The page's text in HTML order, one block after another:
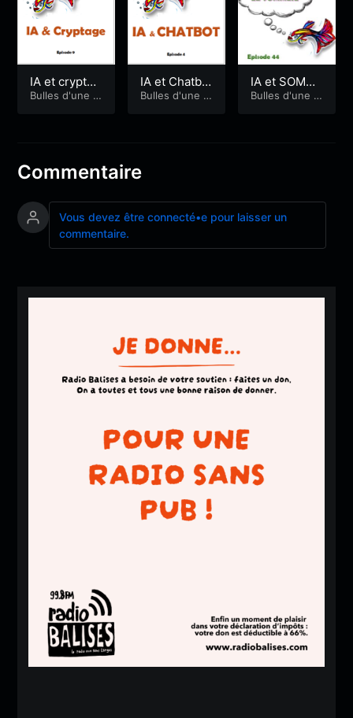
IA et cryptag
e
Bulles d'une a
IA et Chatbo
t dans notre
Bulles d'une a
IA et SOMM
EIL
Bulles d'une a
Commentaire
Vous devez être connecté•e pour laisser un
commentaire.